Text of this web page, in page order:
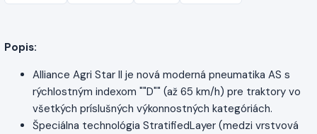
Popis:
Alliance Agri Star II je nová moderná pneumatika AS s
rýchlostným indexom ""D"" (až 65 km/h) pre traktory vo
všetkých príslušných výkonnostných kategóriách.
Špeciálna technológia StratifiedLayer (medzi vrstvová